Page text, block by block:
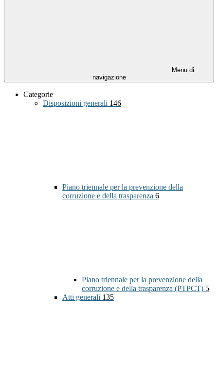
Menu di
navigazione
Categorie
Disposizioni generali 146
Piano triennale per la prevenzione della
corruzione e della trasparenza 6
Piano triennale per la prevenzione della
corruzione e della trasparenza (PTPCT) 5
Atti generali 135